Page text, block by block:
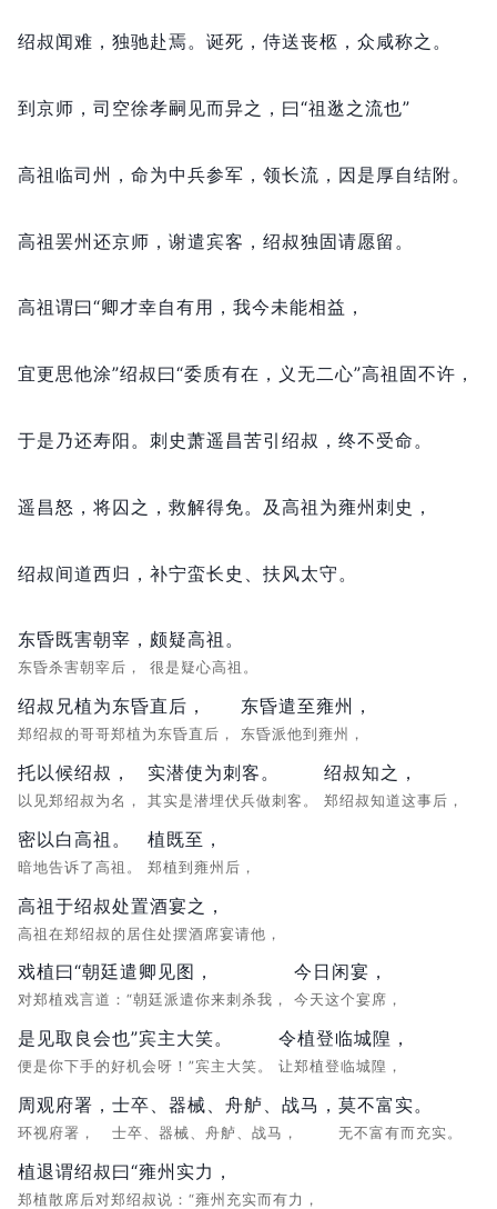
绍叔闻难， 独驰赴焉。 诞死， 侍送丧柩， 众咸称之。
到京师， 司空徐孝嗣见而异之， 曰“祖逖之流也”
高祖临司州， 命为中兵参军， 领长流， 因是厚自结附。
高祖罢州还京师， 谢遣宾客， 绍叔独固请愿留。
高祖谓曰“卿才幸自有用， 我今未能相益，
宜更思他涂”绍叔曰“委质有在， 义无二心”高祖固不许，
于是乃还寿阳。 刺史萧遥昌苦引绍叔， 终不受命。
遥昌怒， 将囚之， 救解得免。 及高祖为雍州刺史，
绍叔间道西归， 补宁蛮长史、扶风太守。
东昏既害朝宰，
东昏杀害朝宰后，
颇疑高祖。
很是疑心高祖。
绍叔兄植为东昏直后，
郑绍叔的哥哥郑植为东昏直后，
东昏遣至雍州，
东昏派他到雍州，
托以候绍叔，
以见郑绍叔为名，
实潜使为刺客。
其实是潜埋伏兵做刺客。
绍叔知之，
郑绍叔知道这事后，
密以白高祖。
暗地告诉了高祖。
植既至，
郑植到雍州后，
高祖于绍叔处置酒宴之，
高祖在郑绍叔的居住处摆酒席宴请他，
戏植曰“朝廷遣卿见图，
对郑植戏言道：“朝廷派遣你来刺杀我，
今日闲宴，
今天这个宴席，
是见取良会也”宾主大笑。
便是你下手的好机会呀！”宾主大笑。
令植登临城隍，
让郑植登临城隍，
周观府署，
环视府署，
士卒、器械、舟舻、战马，
士卒、器械、舟舻、战马，
莫不富实。
无不富有而充实。
植退谓绍叔曰“雍州实力，
郑植散席后对郑绍叔说：“雍州充实而有力，